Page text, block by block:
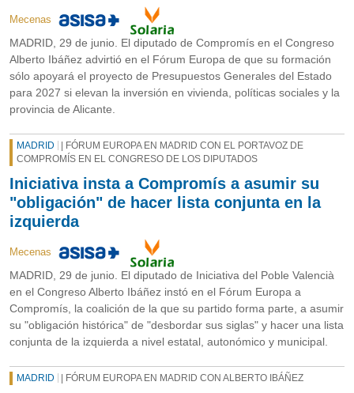
Mecenas
MADRID, 29 de junio. El diputado de Compromís en el Congreso
Alberto Ibáñez advirtió en el Fórum Europa de que su formación
sólo apoyará el proyecto de Presupuestos Generales del Estado
para 2027 si elevan la inversión en vivienda, políticas sociales y la
provincia de Alicante.
MADRID
| FÓRUM EUROPA EN MADRID CON EL PORTAVOZ DE
COMPROMÍS EN EL CONGRESO DE LOS DIPUTADOS
Iniciativa insta a Compromís a asumir su
"obligación" de hacer lista conjunta en la
izquierda
Mecenas
MADRID, 29 de junio. El diputado de Iniciativa del Poble Valencià
en el Congreso Alberto Ibáñez instó en el Fórum Europa a
Compromís, la coalición de la que su partido forma parte, a asumir
su "obligación histórica" de "desbordar sus siglas" y hacer una lista
conjunta de la izquierda a nivel estatal, autonómico y municipal.
MADRID | FÓRUM EUROPA EN MADRID CON ALBERTO IBÁÑEZ